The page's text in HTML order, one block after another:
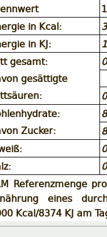
in Kcal:
in KJ:
gesamt:
gesättigte
Zucker:
Referenzmenge
eines
Kcal/8374 KJ am